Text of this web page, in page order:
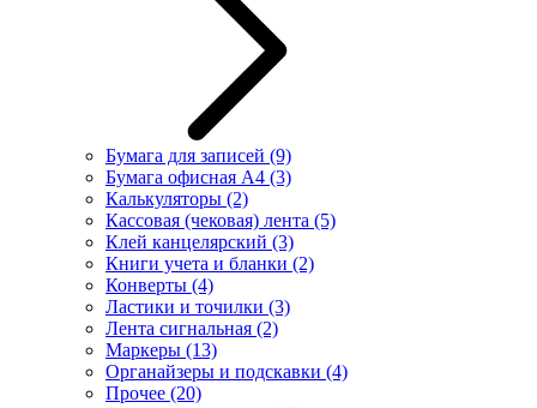
Бумага для записей (9)
Бумага офисная А4 (3)
Калькуляторы (2)
Кассовая (чековая) лента (5)
Клей канцелярский (3)
Книги учета и бланки (2)
Конверты (4)
Ластики и точилки (3)
Лента сигнальная (2)
Маркеры (13)
Органайзеры и подскавки (4)
Прочее (20)